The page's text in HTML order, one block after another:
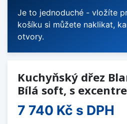
Je to jednoduché - vložíte
košíku si můžete naklikat,
otvory.
Kuchyňský dřez
Bílá soft, s
7 740 Kč s DPH